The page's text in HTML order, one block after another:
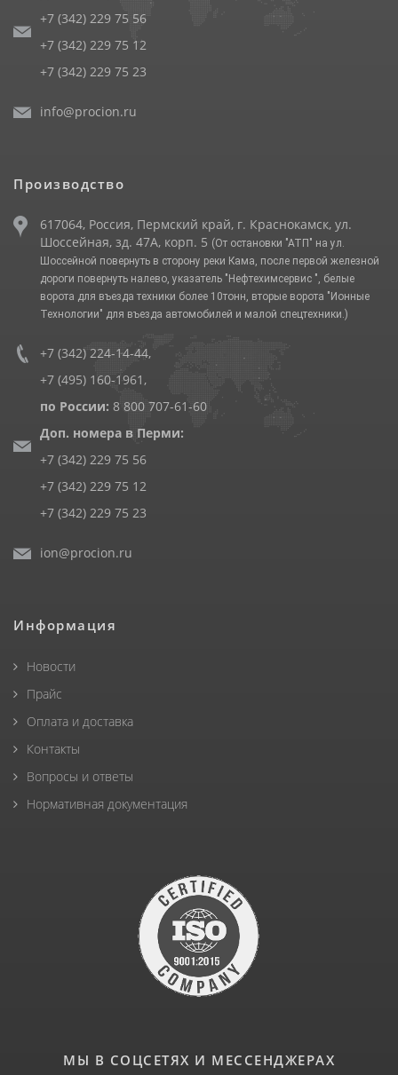
+7 (342) 229 75 56
+7 (342) 229 75 12
+7 (342) 229 75 23
info@procion.ru
Производство
617064, Россия, Пермский край, г. Краснокамск, ул.
Шоссейная, зд. 47А, корп. 5 (От остановки "АТП" на ул.
Шоссейной повернуть в сторону реки Кама, после первой железной
дороги повернуть налево, указатель "Нефтехимсервис ", белые
ворота для въезда техники более 10тонн, вторые ворота "Ионные
Технологии" для въезда автомобилей и малой спецтехники.)
+7 (342) 224-14-44,
+7 (495) 160-1961 ,
по России: 8 800 707-61-60
Доп. номера в Перми:
+7 (342) 229 75 56
+7 (342) 229 75 12
+7 (342) 229 75 23
ion@procion.ru
Информация
Новости
Прайс
Оплата и доставка
Контакты
Вопросы и ответы
Нормативная документация
МЫ В СОЦСЕТЯХ И МЕССЕНДЖЕРАХ